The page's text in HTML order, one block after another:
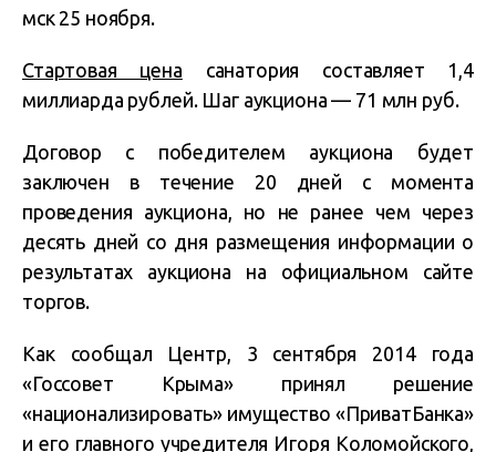
мск 25 ноября.
Стартовая цена санатория составляет 1,4
миллиарда рублей. Шаг аукциона — 71 млн руб.
Договор с победителем аукциона будет
заключен в течение 20 дней с момента
проведения аукциона, но не ранее чем через
десять дней со дня размещения информации о
результатах аукциона на официальном сайте
торгов.
Как сообщал Центр, 3 сентября 2014 года
«Госсовет Крыма» принял решение
«национализировать» имущество «ПриватБанка»
и его главного учредителя Игоря Коломойского,